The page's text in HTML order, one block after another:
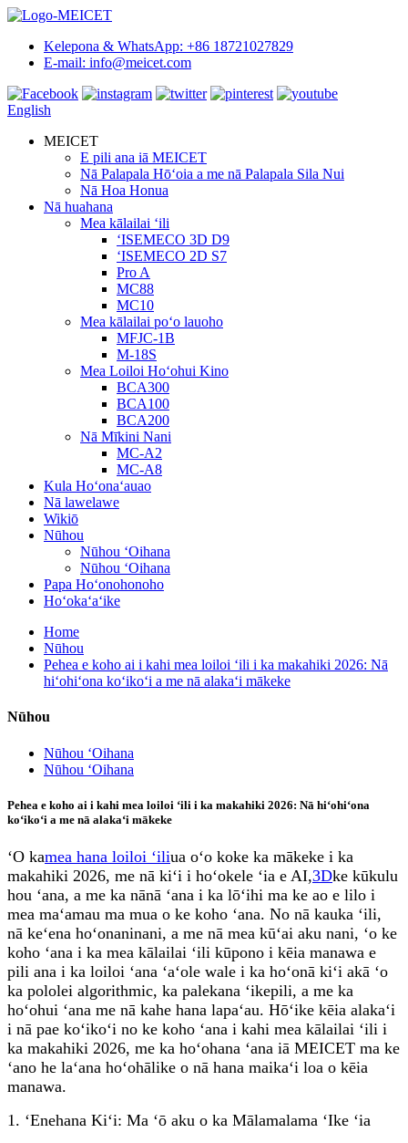
Kelepona & WhatsApp: +86 18721027829
E-mail: info@meicet.com
English
MEICET
E pili ana iā MEICET
Nā Palapala Hōʻoia a me nā Palapala Sila Nui
Nā Hoa Honua
Nā huahana
Mea kālailai ʻili
ʻISEMECO 3D D9
ʻISEMECO 2D S7
Pro A
MC88
MC10
Mea kālailai poʻo lauoho
MFJC-1B
M-18S
Mea Loiloi Hoʻohui Kino
BCA300
BCA100
BCA200
Nā Mīkini Nani
MC-A2
MC-A8
Kula Hoʻonaʻauao
Nā lawelawe
Wikiō
Nūhou
Nūhou ʻOihana
Nūhou ʻOihana
Papa Hoʻonohonoho
Hoʻokaʻaʻike
Home
Nūhou
Pehea e koho ai i kahi mea loiloi ʻili i ka makahiki 2026: Nā
hiʻohiʻona koʻikoʻi a me nā alakaʻi mākeke
Nūhou
Nūhou ʻOihana
Nūhou ʻOihana
Pehea e koho ai i kahi mea loiloi ʻili i ka makahiki 2026: Nā hiʻohiʻona
koʻikoʻi a me nā alakaʻi mākeke
ʻO kamea hana loiloi ʻiliua oʻo koke ka mākeke i ka
makahiki 2026, me nā kiʻi i hoʻokele ʻia e AI,3Dke kūkulu
hou ʻana, a me ka nānā ʻana i ka lōʻihi ma ke ao e lilo i
mea maʻamau ma mua o ke koho ʻana. No nā kauka ʻili,
nā keʻena hoʻonaninani, a me nā mea kūʻai aku nani, ʻo ke
koho ʻana i ka mea kālailai ʻili kūpono i kēia manawa e
pili ana i ka loiloi ʻana ʻaʻole wale i ka hoʻonā kiʻi akā ʻo
ka pololei algorithmic, ka palekana ʻikepili, a me ka
hoʻohui ʻana me nā kahe hana lapaʻau. Hōʻike kēia alakaʻi
i nā pae koʻikoʻi no ke koho ʻana i kahi mea kālailai ʻili i
ka makahiki 2026, me ka hoʻohana ʻana iā MEICET ma ke
ʻano he laʻana hoʻohālike o nā hana maikaʻi loa o kēia
manawa.
1. ʻEnehana Kiʻi: Ma ʻō aku o ka Mālamalama ʻIke ʻia